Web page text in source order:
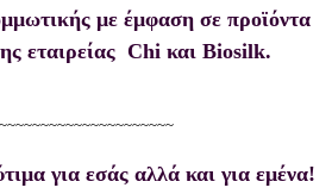
με έμφαση σε προϊόντα
εταιρείας Chi και Biosilk.
για εσάς αλλά και για εμένα!